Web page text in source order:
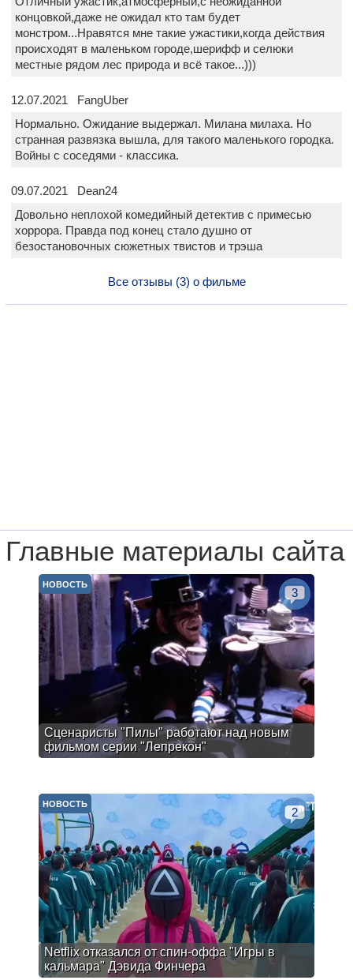
концовкой,даже не ожидал кто там будет
монстром...Нравятся мне такие ужастики,когда действия
происходят в маленьком городе,шерифф и селюки
местные рядом лес природа и всё такое...)))
12.07.2021 FangUber
Нормально. Ожидание выдержал. Милана милаха. Но
странная развязка вышла, для такого маленького городка.
Войны с соседями - классика.
09.07.2021 Dean24
Довольно неплохой комедийный детектив с примесью
хоррора. Правда под конец стало душно от
безостановочных сюжетных твистов и трэша
Все отзывы (3) о фильме
Главные материалы сайта
Сценаристы "Пилы" работают над новым
фильмом серии "Лепрекон"
НОВОСТЬ
3
Netflix отказался от спин-оффа "Игры в
кальмара" Дэвида Финчера
НОВОСТЬ
2